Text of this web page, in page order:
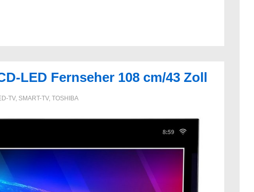
LED Fernseher 108 cm/43 Zoll
TV, SMART-TV, TOSHIBA